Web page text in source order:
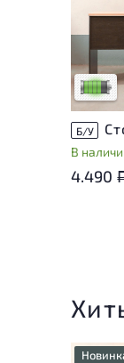
Низкая
Б/У
В
4.490